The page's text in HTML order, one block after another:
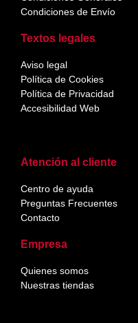
Atención al cliente
Centro de ayuda
Preguntas Frecuentes
Contacto
Empresa
Quienes somos
Nuestras tiendas
Condiciones de Envío
Textos legales
Aviso legal
Política de Cookies
Política de Privacidad
Accesibilidad Web